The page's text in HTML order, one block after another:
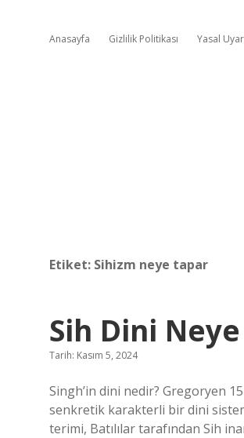
Anasayfa Gizlilik Politikası Yasal
Etiket: Sihizm neye tapar
Sih Dini
Tarih: Kasım 5, 2024
Singh’in dini nedir? Gregoryen
senkretik karakterli bir dini
terimi, Batılılar tarafından Sih